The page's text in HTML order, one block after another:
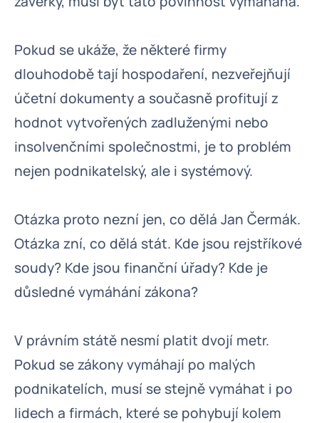
Pokud se ukáže, že některé firmy
dlouhodobě tají hospodaření, nezveřejňují
účetní dokumenty a současně profitují z
hodnot vytvořených zadluženými nebo
insolvenčními společnostmi, je to problém
nejen podnikatelský, ale i systémový.
Otázka proto nezní jen, co dělá Jan Čermák.
Otázka zní, co dělá stát. Kde jsou rejstříkové
soudy? Kde jsou finanční úřady? Kde je
důsledné vymáhání zákona?
V právním státě nesmí platit dvojí metr.
Pokud se zákony vymáhají po malých
podnikatelích, musí se stejně vymáhat i po
lidech a firmách, které se pohybují kolem